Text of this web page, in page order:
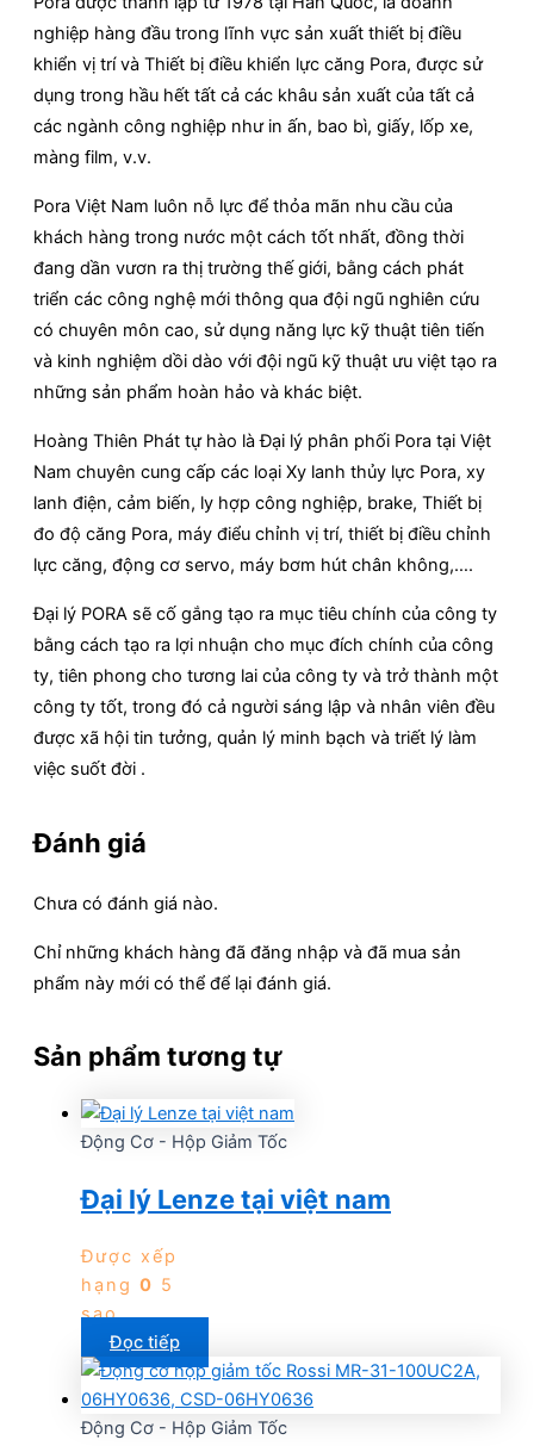
nghiệp hàng đầu trong lĩnh vực sản xuất thiết bị điều
khiển vị trí và Thiết bị điều khiển lực căng Pora, được sử
dụng trong hầu hết tất cả các khâu sản xuất của tất cả
các ngành công nghiệp như in ấn, bao bì, giấy, lốp xe,
màng film, v.v.
Pora Việt Nam luôn nỗ lực để thỏa mãn nhu cầu của
khách hàng trong nước một cách tốt nhất, đồng thời
đang dần vươn ra thị trường thế giới, bằng cách phát
triển các công nghệ mới thông qua đội ngũ nghiên cứu
có chuyên môn cao, sử dụng năng lực kỹ thuật tiên tiến
và kinh nghiệm dồi dào với đội ngũ kỹ thuật ưu việt tạo ra
những sản phẩm hoàn hảo và khác biệt.
Hoàng Thiên Phát tự hào là Đại lý phân phối Pora tại Việt
Nam chuyên cung cấp các loại Xy lanh thủy lực Pora, xy
lanh điện, cảm biến, ly hợp công nghiệp, brake, Thiết bị
đo độ căng Pora, máy điểu chỉnh vị trí, thiết bị điều chỉnh
lực căng, động cơ servo, máy bơm hút chân không,….
Đại lý PORA sẽ cố gắng tạo ra mục tiêu chính của công ty
bằng cách tạo ra lợi nhuận cho mục đích chính của công
ty, tiên phong cho tương lai của công ty và trở thành một
công ty tốt, trong đó cả người sáng lập và nhân viên đều
được xã hội tin tưởng, quản lý minh bạch và triết lý làm
việc suốt đời .
Đánh giá
Chưa có đánh giá nào.
Chỉ những khách hàng đã đăng nhập và đã mua sản
phẩm này mới có thể để lại đánh giá.
Sản phẩm tương tự
Động Cơ - Hộp Giảm Tốc
Đại lý Lenze tại việt nam
Được xếp
hạng 0 5
sao
Đọc tiếp
Động Cơ - Hộp Giảm Tốc